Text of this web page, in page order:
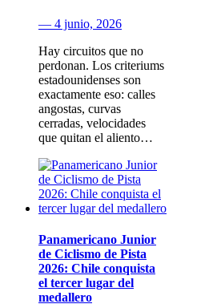
— 4 junio, 2026
Hay circuitos que no
perdonan. Los criteriums
estadounidenses son
exactamente eso: calles
angostas, curvas
cerradas, velocidades
que quitan el aliento…
Panamericano Junior
de Ciclismo de Pista
2026: Chile conquista
el tercer lugar del
medallero